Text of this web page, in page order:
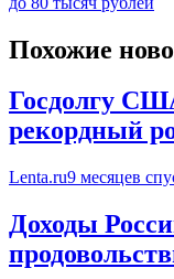
Похожие
Госдолгу
рекордный
Lenta.ru9 месяцев
Доходы